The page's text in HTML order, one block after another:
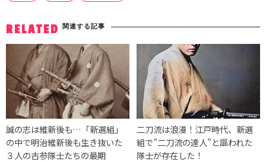
RELATED 関連する記事
誠の志は維新後も…「新選組」
の中で明治維新後も生き抜いた
３人の古参隊士たちの最期
二刀流は浪漫！江戸時代、新選
組で”二刀流の達人”と謳われた
隊士が存在した！